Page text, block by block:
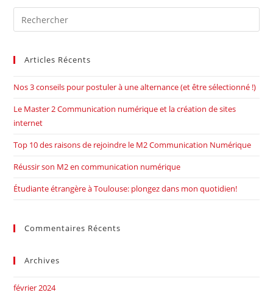
Articles Récents
Nos 3 conseils pour postuler à une alternance (et être sélectionné !)
Le Master 2 Communication numérique et la création de sites
internet
Top 10 des raisons de rejoindre le M2 Communication Numérique
Réussir son M2 en communication numérique
Étudiante étrangère à Toulouse: plongez dans mon quotidien!
Commentaires Récents
Archives
février 2024